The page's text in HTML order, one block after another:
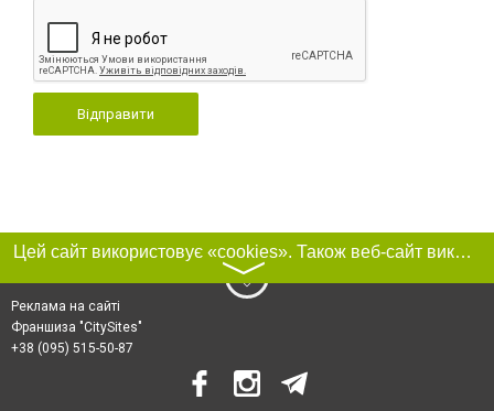
Відправити
Цей сайт використовує «cookies». Також веб-сайт використовує інтернет-сервіс для збору технічних даних стосовно відвідувачів з метою отримання маркетингової та статистичної інформації. Умови обробки даних відвідувачів сайту див.
〉
Реклама на сайті
Франшиза "CitySites"
+38 (095) 515-50-87